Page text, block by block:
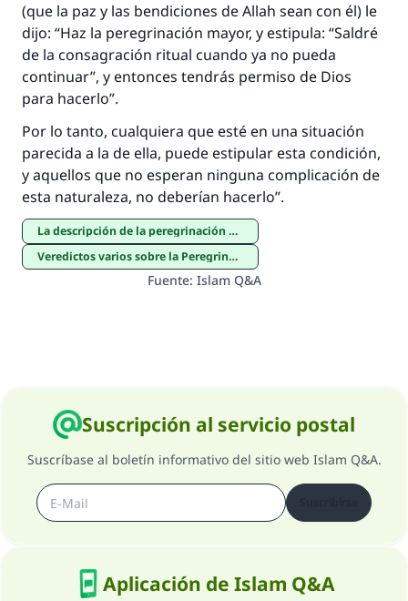
(que la paz y las bendiciones de Allah sean con él) le
dijo: “Haz la peregrinación mayor, y estipula: “Saldré
de la consagración ritual cuando ya no pueda
continuar”, y entonces tendrás permiso de Dios
para hacerlo”.
Por lo tanto, cualquiera que esté en una situación
parecida a la de ella, puede estipular esta condición,
y aquellos que no esperan ninguna complicación de
esta naturaleza, no deberían hacerlo”.
La descripción de la peregrinación mayor y menor
Veredictos varios sobre la Peregrinación
Fuente: Islam Q&A
Suscripción al servicio postal
Suscríbase al boletín informativo del sitio web Islam Q&A.
Aplicación de Islam Q&A